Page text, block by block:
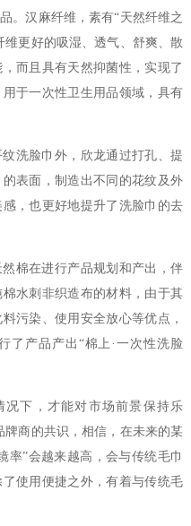
。汉麻纤维，素有“天然纤维之
更好的吸湿、透气、舒爽、散
而且具有天然抑菌性，实现了
于一次性卫生用品领域，具有
洗脸巾外，欣龙通过打孔、提
表面，制造出不同的花纹及外
，也更好地提升了洗脸巾的去
棉在进行产品规划和产出，伴
水刺非织造布的材料，由于其
污染、使用安全放心等优点，
了产品产出“棉上·一次性洗脸
下，才能对市场前景保持乐
商的共识，相信，在未来的某
率”会越来越高，会与传统毛巾
使用便捷之外，有着与传统毛